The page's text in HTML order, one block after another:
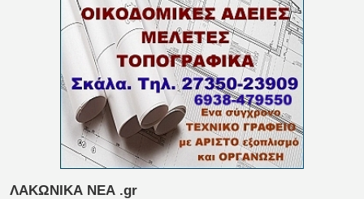
ΛΑΚΩΝΙΚΑ ΝΕΑ .gr